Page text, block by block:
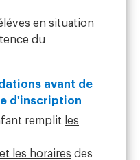
en situation
du
avant de
d'inscription
remplit les
les horaires des